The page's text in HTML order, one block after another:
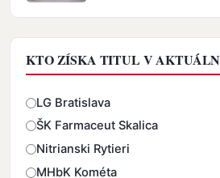
KTO ZÍSKA TITUL V
Odpovede
LG Bratislava
ŠK Farmaceut Skalica
Nitrianski Rytieri
MHbK Kométa